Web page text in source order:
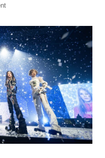
on
anuncia
encore
concert
em
Seul
após
sucesso
estrondoso
do
show
da
turnê